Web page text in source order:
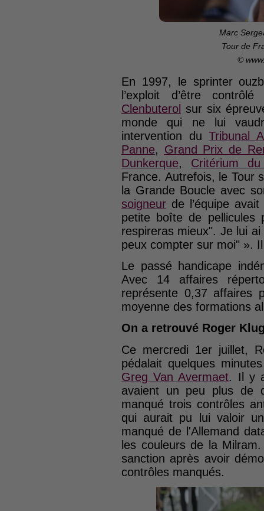
Marc
Tour de
©
En 1997, le sprinter
l’exploit d’être
Clenbuterol sur six
monde qui ne lui
intervention du Tribunal
Panne, Grand Prix de
Dunkerque, Critérium
France. Autrefois, le Tour
la Grande Boucle avec
soigneur de l’équipe
petite boîte de
respireras mieux". Je lui
peux compter sur moi" ».
Le passé handicape
Avec 14 affaires
représente 0,37 affaires
moyenne des formations
On a retrouvé Roger
Ce mercredi 1er juillet,
pédalait quelques
Greg Van Avermaet. Il y
avaient un peu plus de
manqué trois contrôles
qui aurait pu lui valoir
manqué de l'Allemand
les couleurs de la
sanction après avoir
contrôles manqués.